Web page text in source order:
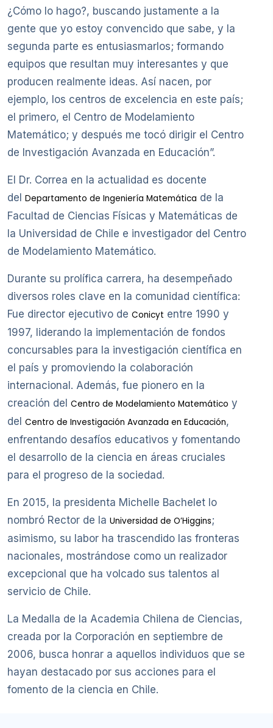
¿Cómo lo hago?, buscando justamente a la
gente que yo estoy convencido que sabe, y la
segunda parte es entusiasmarlos; formando
equipos que resultan muy interesantes y que
producen realmente ideas. Así nacen, por
ejemplo, los centros de excelencia en este país;
el primero, el Centro de Modelamiento
Matemático; y después me tocó dirigir el Centro
de Investigación Avanzada en Educación”.
El Dr. Correa en la actualidad es docente
del Departamento de Ingeniería Matemática de la
Facultad de Ciencias Físicas y Matemáticas de
la Universidad de Chile e investigador del Centro
de Modelamiento Matemático.
Durante su prolífica carrera, ha desempeñado
diversos roles clave en la comunidad científica:
Fue director ejecutivo de Conicyt entre 1990 y
1997, liderando la implementación de fondos
concursables para la investigación científica en
el país y promoviendo la colaboración
internacional. Además, fue pionero en la
creación del Centro de Modelamiento Matemático y
del Centro de Investigación Avanzada en Educación,
enfrentando desafíos educativos y fomentando
el desarrollo de la ciencia en áreas cruciales
para el progreso de la sociedad.
En 2015, la presidenta Michelle Bachelet lo
nombró Rector de la Universidad de O’Higgins;
asimismo, su labor ha trascendido las fronteras
nacionales, mostrándose como un realizador
excepcional que ha volcado sus talentos al
servicio de Chile.
La Medalla de la Academia Chilena de Ciencias,
creada por la Corporación en septiembre de
2006, busca honrar a aquellos individuos que se
hayan destacado por sus acciones para el
fomento de la ciencia en Chile.